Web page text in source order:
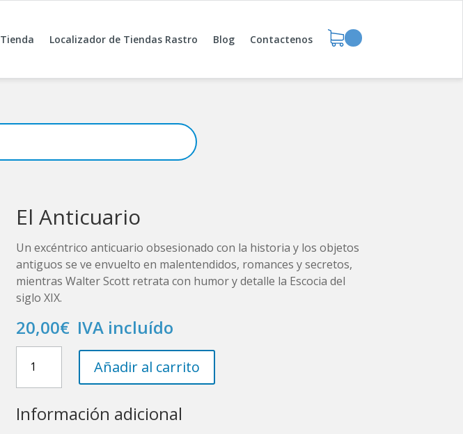
Tienda Localizador de Tiendas Rastro Blog Contactenos
El Anticuario
Un excéntrico anticuario obsesionado con la historia y los objetos
antiguos se ve envuelto en malentendidos, romances y secretos,
mientras Walter Scott retrata con humor y detalle la Escocia del
siglo XIX.
20,00€ IVA incluído
Anticuario
cantidad
Añadir al carrito
Información adicional